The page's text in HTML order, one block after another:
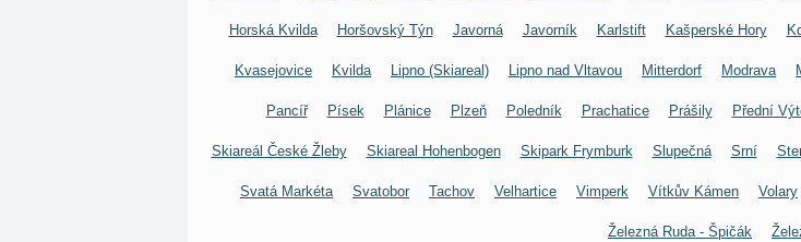
Horská Kvilda Horšovský Týn Javorná Javorník Karlstift Kašperské Hory
Kvasejovice Kvilda Lipno (Skiareal) Lipno nad Vltavou Mitterdorf Modrava
Pancíř Písek Plánice Plzeň Poledník Prachatice Prášily Přední
Skiareál České Žleby Skiareal Hohenbogen Skipark Frymburk Slupečná Srní
Svatá Markéta Svatobor Tachov Velhartice Vimperk Vítkův Kámen Volary
Železná Ruda - Špičák